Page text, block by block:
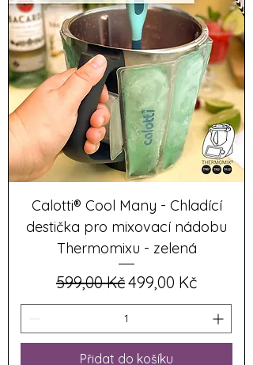
Calotti® Cool Many - Chladící
destička pro mixovací nádobu
Thermomixu - zelená
Běžná cena
599,00 KčZvýhodněná cena
499,00 Kč
Přidat do košíku